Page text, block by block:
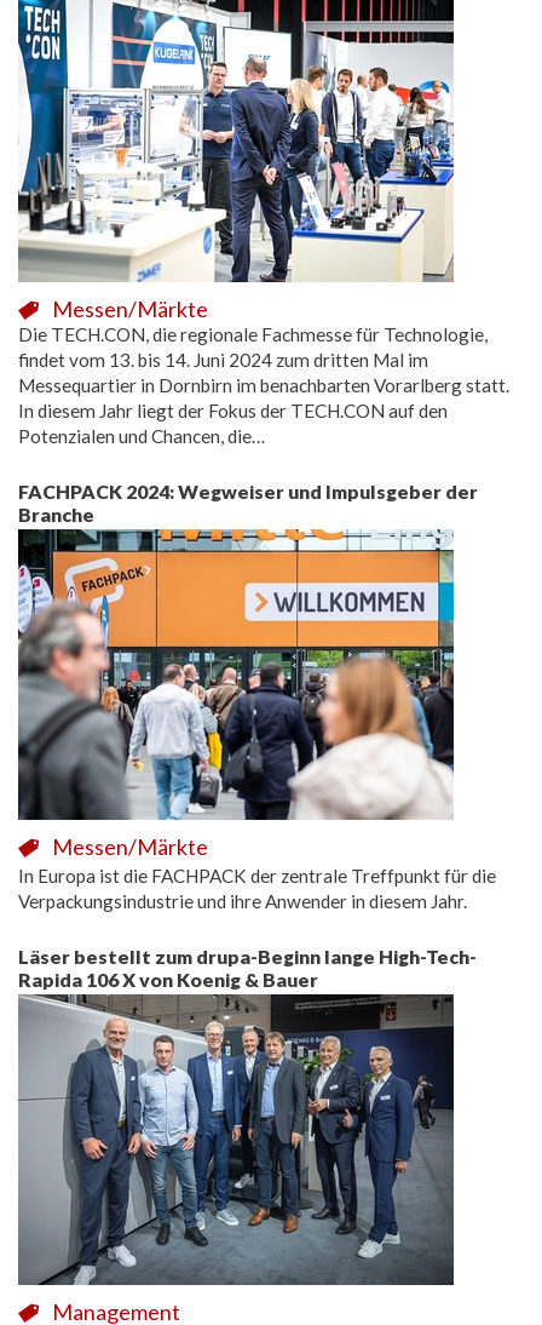
Messen/Märkte
Die TECH.CON, die regionale Fachmesse für Technologie,
findet vom 13. bis 14. Juni 2024 zum dritten Mal im
Messequartier in Dornbirn im benachbarten Vorarlberg statt.
In diesem Jahr liegt der Fokus der TECH.CON auf den
Potenzialen und Chancen, die…
FACHPACK 2024: Wegweiser und Impulsgeber der
Branche
Messen/Märkte
In Europa ist die FACHPACK der zentrale Treffpunkt für die
Verpackungsindustrie und ihre Anwender in diesem Jahr.
Läser bestellt zum drupa-Beginn lange High-Tech-
Rapida 106 X von Koenig & Bauer
Management